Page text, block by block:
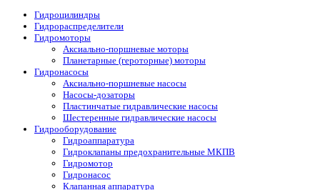
Гидроцилиндры
Гидрораспределители
Гидромоторы
Аксиально-поршневые моторы
Планетарные (героторные) моторы
Гидронасосы
Аксиально-поршневые насосы
Насосы-дозаторы
Пластинчатые гидравлические насосы
Шестеренные гидравлические насосы
Гидрооборудование
Гидроаппаратура
Гидроклапаны предохранительные МКПВ
Гидромотор
Гидронасос
Клапанная аппаратура